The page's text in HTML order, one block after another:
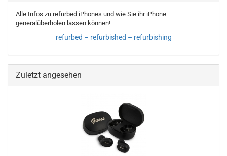
Alle Infos zu refurbed iPhones und wie Sie ihr iPhone
generalüberholen lassen können!
refurbed – refurbished – refurbishing
Zuletzt angesehen